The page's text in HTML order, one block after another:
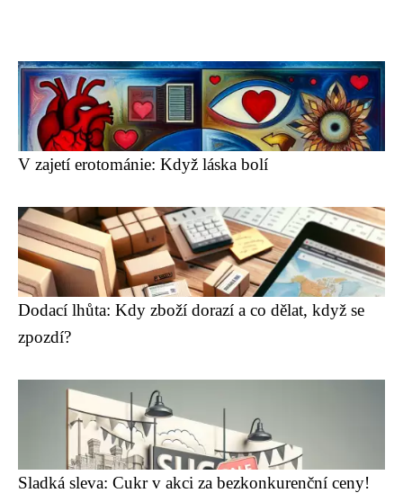
V zajetí erotománie: Když láska bolí
Dodací lhůta: Kdy zboží dorazí a co dělat, když se
zpozdí?
Sladká sleva: Cukr v akci za bezkonkurenční ceny!